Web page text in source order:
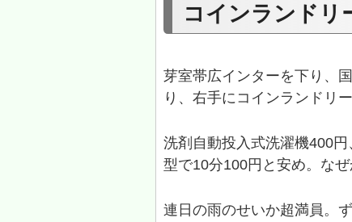
コインランドリ
芽室帯広インターを下り、
り、右手にコインランドリ
洗剤自動投入式洗濯機400
型で10分100円と安め。なぜ
連日の雨のせいか超満員。